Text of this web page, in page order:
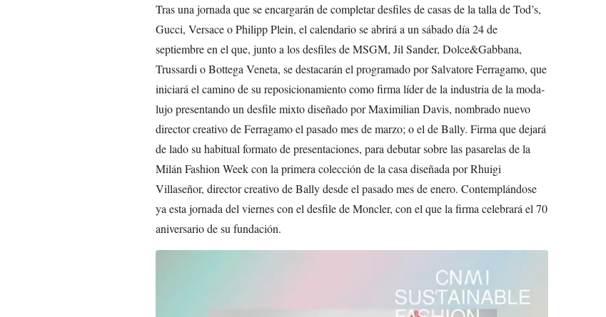
Tras una jornada que se encargarán de completar desfiles de casas de la talla de Tod’s,
Gucci, Versace o Philipp Plein, el calendario se abrirá a un sábado día 24 de
septiembre en el que, junto a los desfiles de MSGM, Jil Sander, Dolce&Gabbana,
Trussardi o Bottega Veneta, se destacarán el programado por Salvatore Ferragamo, que
iniciará el camino de su reposicionamiento como firma líder de la industria de la moda-
lujo presentando un desfile mixto diseñado por Maximilian Davis, nombrado nuevo
director creativo de Ferragamo el pasado mes de marzo; o el de Bally. Firma que dejará
de lado su habitual formato de presentaciones, para debutar sobre las pasarelas de la
Milán Fashion Week con la primera colección de la casa diseñada por Rhuigi
Villaseñor, director creativo de Bally desde el pasado mes de enero. Contemplándose
ya esta jornada del viernes con el desfile de Moncler, con el que la firma celebrará el 70
aniversario de su fundación.